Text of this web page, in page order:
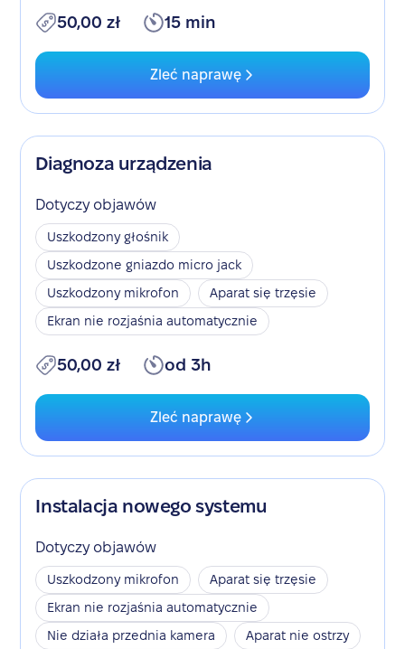
50,00 zł 15 min
Zleć naprawę
Diagnoza urządzenia
Dotyczy objawów
Uszkodzony głośnik
Uszkodzone gniazdo micro jack
Uszkodzony mikrofon
Aparat się trzęsie
Ekran nie rozjaśnia automatycznie
50,00 zł od 3h
Zleć naprawę
Instalacja nowego systemu
Dotyczy objawów
Uszkodzony mikrofon
Aparat się trzęsie
Ekran nie rozjaśnia automatycznie
Nie działa przednia kamera
Aparat nie ostrzy